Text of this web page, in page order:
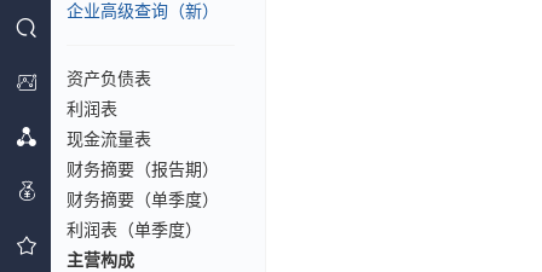
企业高级查询（新）
资产负债表
利润表
现金流量表
财务摘要（报告期）
财务摘要（单季度）
利润表（单季度）
主营构成